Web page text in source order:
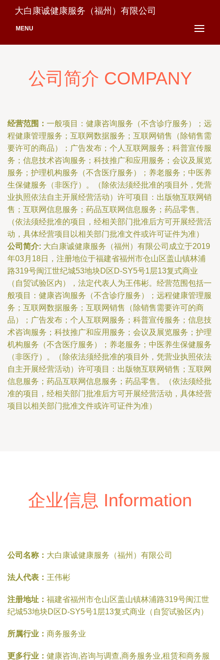
大白康诚健康服务（福州）有限公司
MENU
公司简介 COMPANY
经营范围： 一般项目：健康咨询服务（不含诊疗服务）；远
程健康管理服务；互联网数据服务；互联网销售（除销售需
要许可的商品）；广告发布；个人互联网服务；科普宣传服
务；信息技术咨询服务；科技推广和应用服务；会议及展览
服务；护理机构服务（不含医疗服务）；养老服务；中医养
生保健服务（非医疗）。（除依法须经批准的项目外，凭营
业执照依法自主开展经营活动）许可项目：出版物互联网销
售；互联网信息服务；药品互联网信息服务；药品零售。
（依法须经批准的项目，经相关部门批准后方可开展经营活
动，具体经营项目以相关部门批准文件或许可证件为准）
公司简介: 大白康诚健康服务（福州）有限公司成立于2019
年03月18日，注册地位于福建省福州市仓山区盖山镇林浦
路319号闽江世纪城53地块D区D-SY5号1层13复式商业
（自贸试验区内），法定代表人为王伟彬。经营范围包括一
般项目：健康咨询服务（不含诊疗服务）；远程健康管理服
务；互联网数据服务；互联网销售（除销售需要许可的商
品）；广告发布；个人互联网服务；科普宣传服务；信息技
术咨询服务；科技推广和应用服务；会议及展览服务；护理
机构服务（不含医疗服务）；养老服务；中医养生保健服务
（非医疗）。（除依法须经批准的项目外，凭营业执照依法
自主开展经营活动）许可项目：出版物互联网销售；互联网
信息服务；药品互联网信息服务；药品零售。（依法须经批
准的项目，经相关部门批准后方可开展经营活动，具体经营
项目以相关部门批准文件或许可证件为准）
企业信息 Information
公司名称： 大白康诚健康服务（福州）有限公司
法人代表： 王伟彬
注册地址： 福建省福州市仓山区盖山镇林浦路319号闽江世
纪城53地块D区D-SY5号1层13复式商业（自贸试验区内）
所属行业： 商务服务业
更多行业： 健康咨询,咨询与调查,商务服务业,租赁和商务服